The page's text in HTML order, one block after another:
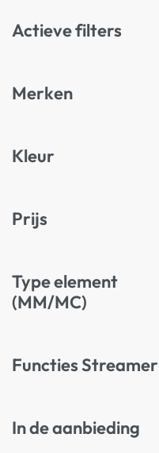
Actieve filters
Merken
Kleur
Prijs
Type element
(MM/MC)
Functies Streamer
In de aanbieding